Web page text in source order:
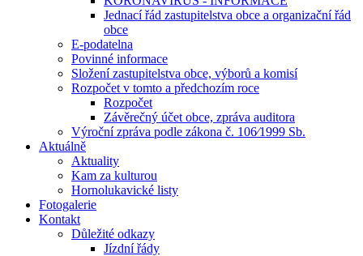
Jednací řád zastupitelstva obce a organizační řád
obce
E-podatelna
Povinné informace
Složení zastupitelstva obce, výborů a komisí
Rozpočet v tomto a předchozím roce
Rozpočet
Závěrečný účet obce, zpráva auditora
Výroční zpráva podle zákona č. 106⁄1999 Sb.
Aktuálně
Aktuality
Kam za kulturou
Hornolukavické listy
Fotogalerie
Kontakt
Důležité odkazy
Jízdní řády